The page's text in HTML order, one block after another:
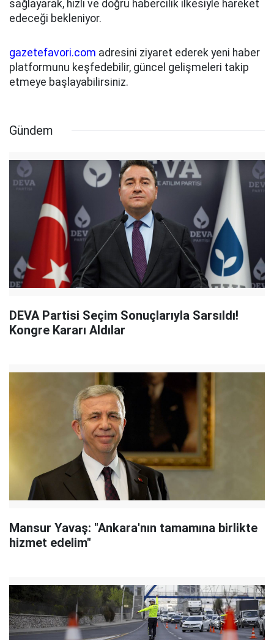
sağlayarak, hızlı ve doğru habercilik ilkesiyle hareket
edeceği bekleniyor.
gazetefavori.com adresini ziyaret ederek yeni haber
platformunu keşfedebilir, güncel gelişmeleri takip
etmeye başlayabilirsiniz.
Gündem
DEVA Partisi Seçim Sonuçlarıyla Sarsıldı!
Kongre Kararı Aldılar
Mansur Yavaş: "Ankara'nın tamamına birlikte
hizmet edelim"